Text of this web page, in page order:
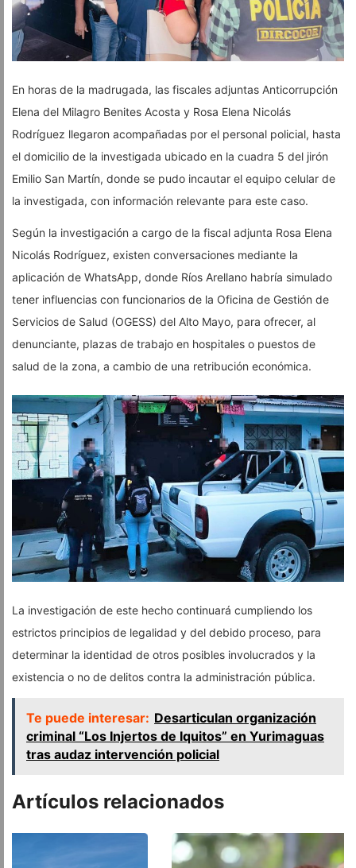
En horas de la madrugada, las fiscales adjuntas Anticorrupción
Elena del Milagro Benites Acosta y Rosa Elena Nicolás
Rodríguez llegaron acompañadas por el personal policial, hasta
el domicilio de la investigada ubicado en la cuadra 5 del jirón
Emilio San Martín, donde se pudo incautar el equipo celular de
la investigada, con información relevante para este caso.
Según la investigación a cargo de la fiscal adjunta Rosa Elena
Nicolás Rodríguez, existen conversaciones mediante la
aplicación de WhatsApp, donde Ríos Arellano habría simulado
tener influencias con funcionarios de la Oficina de Gestión de
Servicios de Salud (OGESS) del Alto Mayo, para ofrecer, al
denunciante, plazas de trabajo en hospitales o puestos de
salud de la zona, a cambio de una retribución económica.
La investigación de este hecho continuará cumpliendo los
estrictos principios de legalidad y del debido proceso, para
determinar la identidad de otros posibles involucrados y la
existencia o no de delitos contra la administración pública.
Te puede interesar: Desarticulan organización
criminal “Los Injertos de Iquitos” en Yurimaguas
tras audaz intervención policial
Artículos relacionados